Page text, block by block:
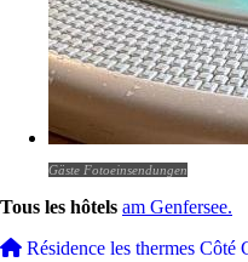
Gäste Fotoeinsendungen
Tous les hôtels am Genfersee.
Résidence les thermes Côté